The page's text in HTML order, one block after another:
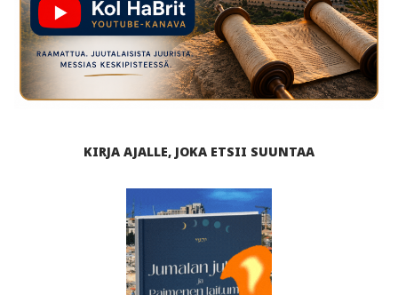
KIRJA AJALLE, JOKA ETSII SUUNTAA